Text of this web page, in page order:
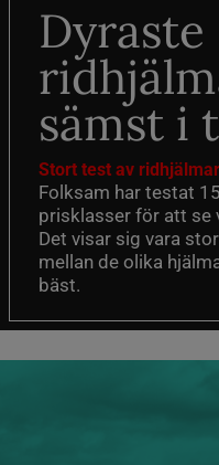
Dyraste
sämst i
Stort test av ridhjälmar
Folksam har testat
prisklasser för att se
Det visar sig vara
mellan de olika
bäst.